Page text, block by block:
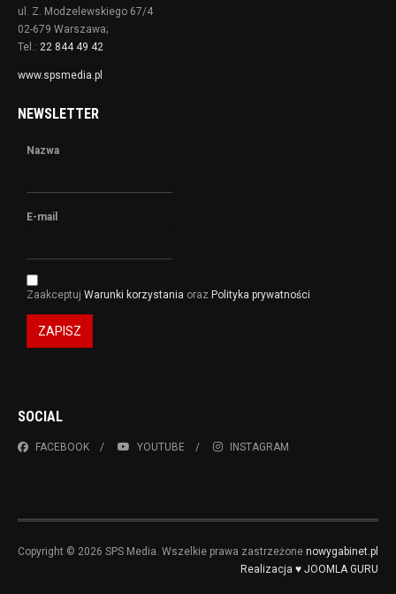
ul. Z. Modzelewskiego 67/4
02-679 Warszawa;
Tel.: 22 844 49 42
www.spsmedia.pl
NEWSLETTER
Nazwa
E-mail
Zaakceptuj Warunki korzystania oraz Polityka prywatności
ZAPISZ
SOCIAL
FACEBOOK YOUTUBE INSTAGRAM
Copyright © 2026 SPS Media. Wszelkie prawa zastrzeżone nowygabinet.pl
Realizacja ♥ JOOMLA GURU